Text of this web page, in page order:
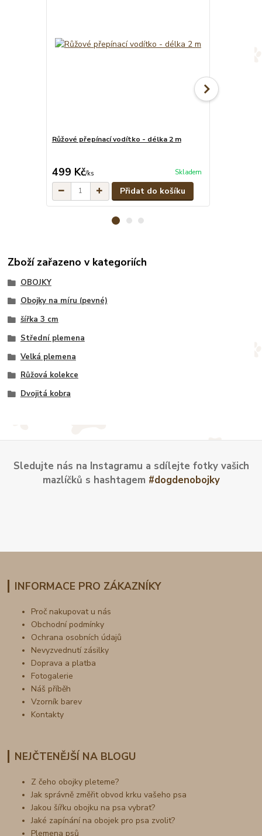
Růžové přepínací vodítko - délka 2 m
499 Kč/ks Skladem
Přidat do košíku
Zboží zařazeno v kategoriích
OBOJKY
Obojky na míru (pevné)
šířka 3 cm
Střední plemena
Velká plemena
Růžová kolekce
Dvojitá kobra
Sledujte nás na Instagramu a sdílejte fotky vašich
mazlíčků s hashtagem #dogdenobojky
INFORMACE PRO ZÁKAZNÍKY
Proč nakupovat u nás
Obchodní podmínky
Ochrana osobních údajů
Nevyzvednutí zásilky
Doprava a platba
Fotogalerie
Náš příběh
Vzorník barev
Kontakty
NEJČTENĚJŠÍ NA BLOGU
Z čeho obojky pleteme?
Jak správně změřit obvod krku vašeho psa
Jakou šířku obojku na psa vybrat?
Jaké zapínání na obojek pro psa zvolit?
Plemena psů